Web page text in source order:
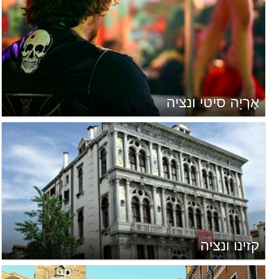
אֶרְיָה סיטי ונציה
קזינו ונציה